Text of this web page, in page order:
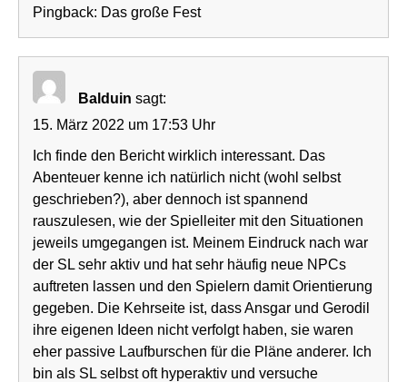
Pingback: Das große Fest
Balduin sagt:
15. März 2022 um 17:53 Uhr
Ich finde den Bericht wirklich interessant. Das
Abenteuer kenne ich natürlich nicht (wohl selbst
geschrieben?), aber dennoch ist spannend
rauszulesen, wie der Spielleiter mit den Situationen
jeweils umgegangen ist. Meinem Eindruck nach war
der SL sehr aktiv und hat sehr häufig neue NPCs
auftreten lassen und den Spielern damit Orientierung
gegeben. Die Kehrseite ist, dass Ansgar und Gerodil
ihre eigenen Ideen nicht verfolgt haben, sie waren
eher passive Laufburschen für die Pläne anderer. Ich
bin als SL selbst oft hyperaktiv und versuche